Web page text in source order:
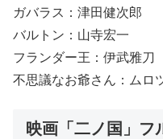
ガバラス：津田健次郎
バルトン：山寺宏一
フランダー王：伊武雅刀
不思議なお爺さん：ムロ
映画「二ノ国」フ